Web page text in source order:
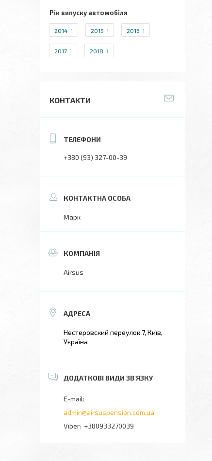
Рік випуску автомобіля
2014 1 2015 1 2016 1
2017 1 2018 1
КОНТАКТИ
+380 (93) 327-00-39
Марк
Airsus
Нестеровский переулок 7, Київ,
Україна
admin@airsuspension.com.ua
+380933270039